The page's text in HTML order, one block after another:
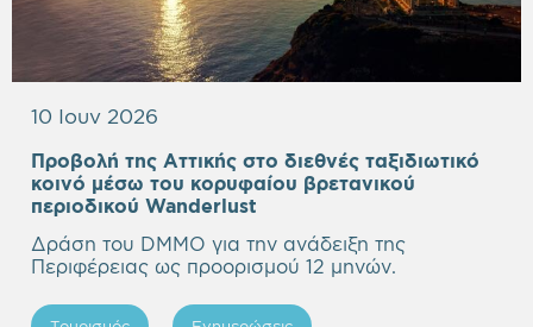
10 Ιουν 2026
Προβολή της Αττικής στο διεθνές ταξιδιωτικό
κοινό μέσω του κορυφαίου βρετανικού
περιοδικού Wanderlust
Δράση του DMMO για την ανάδειξη της
Περιφέρειας ως προορισμού 12 μηνών.